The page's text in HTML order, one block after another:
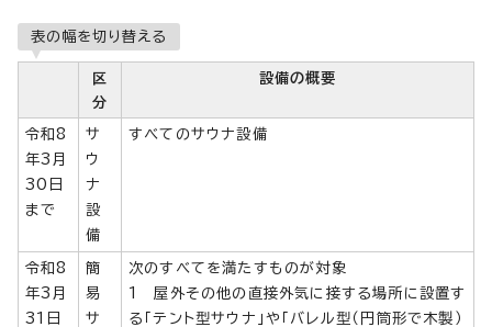
表の幅を切り替える
区
分
設備の概要
令和8
年3月
30日
まで
サ
ウ
ナ
設
備
すべてのサウナ設備
令和8
年3月
31日
簡
易
サ
次のすべてを満たすものが対象
1 屋外その他の直接外気に接する場所に設置す
る「テント型サウナ」や「バレル型（円筒形で木製）